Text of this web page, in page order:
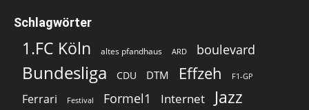
Schlagwörter
1.FC Köln altes pfandhaus ARD boulevard
Bundesliga CDU DTM Effzeh F1-GP
Ferrari Festival Formel1 Internet Jazz